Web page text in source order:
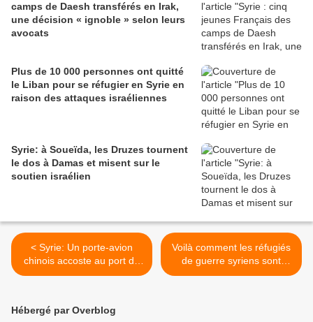
camps de Daesh transférés en Irak,
une décision « ignoble » selon leurs
avocats
Plus de 10 000 personnes ont quitté
le Liban pour se réfugier en Syrie en
raison des attaques israéliennes
Syrie: à Soueïda, les Druzes tournent
le dos à Damas et misent sur le
soutien israélien
< Syrie: Un porte-avion
chinois accoste au port de
Tartous
Voilà comment les réfugiés
de guerre syriens sont
accueillis à Paris >
Hébergé par Overblog